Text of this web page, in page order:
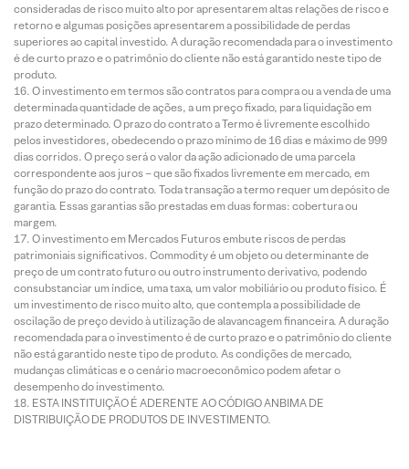
consideradas de risco muito alto por apresentarem altas relações de risco e
retorno e algumas posições apresentarem a possibilidade de perdas
superiores ao capital investido. A duração recomendada para o investimento
é de curto prazo e o patrimônio do cliente não está garantido neste tipo de
produto.
O investimento em termos são contratos para compra ou a venda de uma
determinada quantidade de ações, a um preço fixado, para liquidação em
prazo determinado. O prazo do contrato a Termo é livremente escolhido
pelos investidores, obedecendo o prazo mínimo de 16 dias e máximo de 999
dias corridos. O preço será o valor da ação adicionado de uma parcela
correspondente aos juros – que são fixados livremente em mercado, em
função do prazo do contrato. Toda transação a termo requer um depósito de
garantia. Essas garantias são prestadas em duas formas: cobertura ou
margem.
O investimento em Mercados Futuros embute riscos de perdas
patrimoniais significativos. Commodity é um objeto ou determinante de
preço de um contrato futuro ou outro instrumento derivativo, podendo
consubstanciar um índice, uma taxa, um valor mobiliário ou produto físico. É
um investimento de risco muito alto, que contempla a possibilidade de
oscilação de preço devido à utilização de alavancagem financeira. A duração
recomendada para o investimento é de curto prazo e o patrimônio do cliente
não está garantido neste tipo de produto. As condições de mercado,
mudanças climáticas e o cenário macroeconômico podem afetar o
desempenho do investimento.
ESTA INSTITUIÇÃO É ADERENTE AO CÓDIGO ANBIMA DE
DISTRIBUIÇÃO DE PRODUTOS DE INVESTIMENTO.